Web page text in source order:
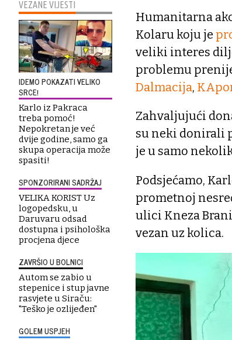
VEZANE VIJESTI
IDEMO POKAZATI VELIKO
SRCE!
Karlo iz Pakraca
treba pomoć!
Nepokretan je već
dvije godine, samo ga
skupa operacija može
spasiti!
SPONZORIRANI SADRŽAJ
VELIKA KORIST Uz
logopedsku, u
Daruvaru odsad
dostupna i psihološka
procjena djece
ZAVRŠIO U BOLNICI
Autom se zabio u
stepenice i stup javne
rasvjete u Siraču:
"Teško je ozlijeđen"
GOLEM USPJEH
Humanitarna
Kolaru koju je
veliki interes
problemu
Dalmacija,
Zahvaljujući
su neki donirali
je u samo
Podsjećamo,
prometnoj
ulici Kneza
vezan uz kolica.